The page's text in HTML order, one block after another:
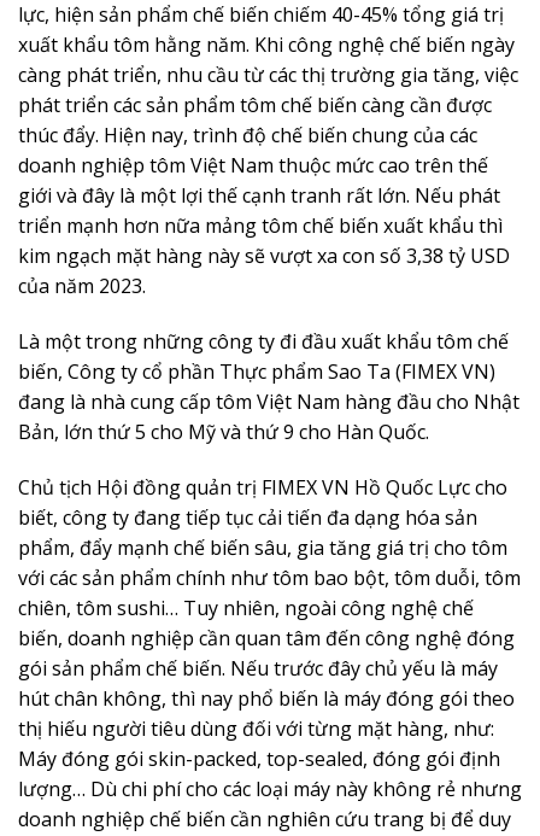
lực, hiện sản phẩm chế biến chiếm 40-45% tổng giá trị
xuất khẩu tôm hằng năm. Khi công nghệ chế biến ngày
càng phát triển, nhu cầu từ các thị trường gia tăng, việc
phát triển các sản phẩm tôm chế biến càng cần được
thúc đẩy. Hiện nay, trình độ chế biến chung của các
doanh nghiệp tôm Việt Nam thuộc mức cao trên thế
giới và đây là một lợi thế cạnh tranh rất lớn. Nếu phát
triển mạnh hơn nữa mảng tôm chế biến xuất khẩu thì
kim ngạch mặt hàng này sẽ vượt xa con số 3,38 tỷ USD
của năm 2023.
Là một trong những công ty đi đầu xuất khẩu tôm chế
biến, Công ty cổ phần Thực phẩm Sao Ta (FIMEX VN)
đang là nhà cung cấp tôm Việt Nam hàng đầu cho Nhật
Bản, lớn thứ 5 cho Mỹ và thứ 9 cho Hàn Quốc.
Chủ tịch Hội đồng quản trị FIMEX VN Hồ Quốc Lực cho
biết, công ty đang tiếp tục cải tiến đa dạng hóa sản
phẩm, đẩy mạnh chế biến sâu, gia tăng giá trị cho tôm
với các sản phẩm chính như tôm bao bột, tôm duỗi, tôm
chiên, tôm sushi… Tuy nhiên, ngoài công nghệ chế
biến, doanh nghiệp cần quan tâm đến công nghệ đóng
gói sản phẩm chế biến. Nếu trước đây chủ yếu là máy
hút chân không, thì nay phổ biến là máy đóng gói theo
thị hiếu người tiêu dùng đối với từng mặt hàng, như:
Máy đóng gói skin-packed, top-sealed, đóng gói định
lượng… Dù chi phí cho các loại máy này không rẻ nhưng
doanh nghiệp chế biến cần nghiên cứu trang bị để duy